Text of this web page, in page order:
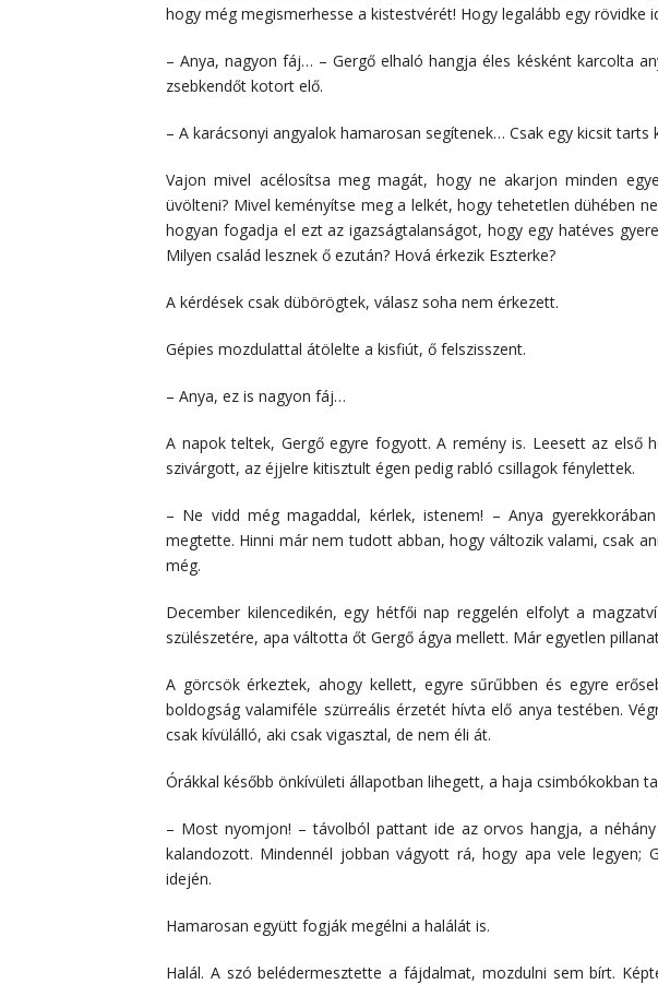
hogy még megismerhesse a kistestvérét! Hogy legalább egy rövidke
– Anya, nagyon fáj… – Gergő elhaló hangja éles késként karcolta
zsebkendőt kotort elő.
– A karácsonyi angyalok hamarosan segítenek… Csak egy kicsit
Vajon mivel acélosítsa meg magát, hogy ne akarjon minden
üvölteni? Mivel keményítse meg a lelkét, hogy tehetetlen dühében
hogyan fogadja el ezt az igazságtalanságot, hogy egy hatéves
Milyen család lesznek ő ezután? Hová érkezik Eszterke?
A kérdések csak dübörögtek, válasz soha nem érkezett.
Gépies mozdulattal átölelte a kisfiút, ő felszisszent.
– Anya, ez is nagyon fáj…
A napok teltek, Gergő egyre fogyott. A remény is. Leesett az első
szivárgott, az éjjelre kitisztult égen pedig rabló csillagok fénylettek.
– Ne vidd még magaddal, kérlek, istenem! – Anya
megtette. Hinni már nem tudott abban, hogy változik valami, csak
még.
December kilencedikén, egy hétfői nap reggelén elfolyt a
szülészetére, apa váltotta őt Gergő ágya mellett. Már egyetlen
A görcsök érkeztek, ahogy kellett, egyre sűrűbben és egyre
boldogság valamiféle szürreális érzetét hívta elő anya testében.
csak kívülálló, aki csak vigasztal, de nem éli át.
Órákkal később önkívületi állapotban lihegett, a haja csimbókokban
– Most nyomjon! – távolból pattant ide az orvos hangja, a
kalandozott. Mindennél jobban vágyott rá, hogy apa vele legyen;
idején.
Hamarosan együtt fogják megélni a halálát is.
Halál. A szó belédermesztette a fájdalmat, mozdulni sem bírt.